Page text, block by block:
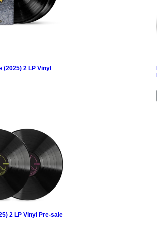
2 LP Vinyl
2 LP Vinyl Pre-sale